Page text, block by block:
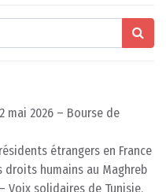
mai 2026 – Bourse de
étrangers en France
humains au Maghreb
Voix solidaires de Tunisie,